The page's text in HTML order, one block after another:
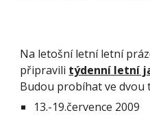
Na letošní letní letní
připravili týdenní letní
Budou probíhat ve dvou
13.-19.července 2009